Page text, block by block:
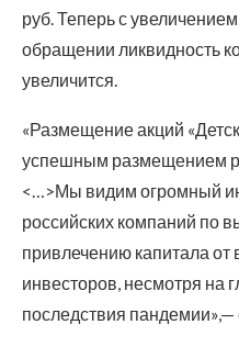
руб. Теперь с
обращении ликвидность
увеличится.
«Размещение акций
успешным размещением
<…>Мы видим огромный
российских компаний по
привлечению капитала
инвесторов, несмотря на
последствия пандемии»,—